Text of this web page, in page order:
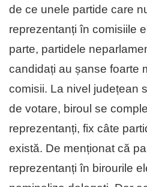
de ce unele partide care
reprezentanți în comisiile
parte, partidele
candidați au șanse foarte
comisii. La nivel județean
de votare, biroul se
reprezentanți, fix câte
există. De menționat că
reprezentanți în birourile